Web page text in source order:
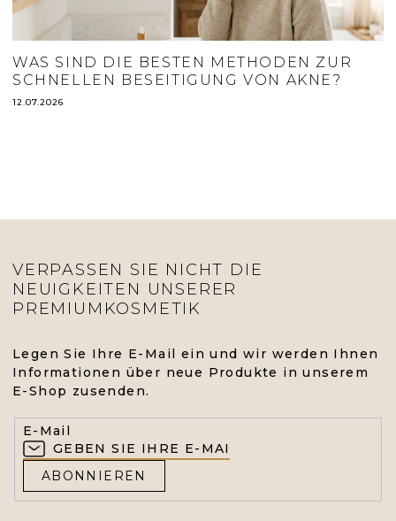
WAS SIND DIE BESTEN METHODEN ZUR
SCHNELLEN BESEITIGUNG VON AKNE?
12.07.2026
VERPASSEN SIE NICHT DIE
NEUIGKEITEN UNSERER
PREMIUMKOSMETIK
Legen Sie Ihre E-Mail ein und wir werden Ihnen
Informationen über neue Produkte in unserem
E-Shop zusenden.
E-Mail
ABONNIEREN